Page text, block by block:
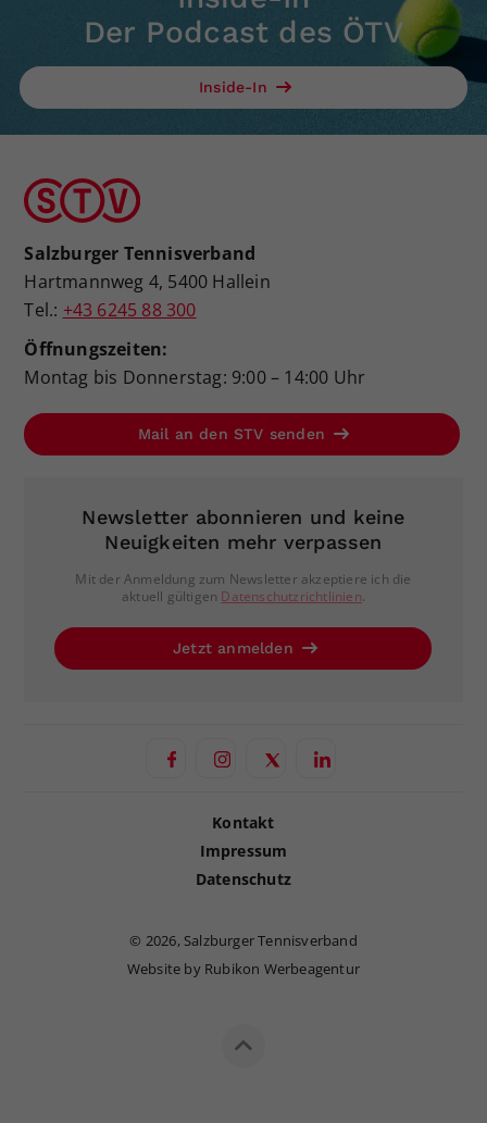
Der Podcast des ÖTV
Inside-In
Salzburger Tennisverband
Hartmannweg 4, 5400 Hallein
Tel.: +43 6245 88 300
Öffnungszeiten:
Montag bis Donnerstag: 9:00 – 14:00 Uhr
Mail an den STV senden
Newsletter abonnieren und keine
Neuigkeiten mehr verpassen
Mit der Anmeldung zum Newsletter akzeptiere ich die
aktuell gültigen Datenschutzrichtlinien.
Jetzt anmelden
Kontakt
Impressum
Datenschutz
© 2026, Salzburger Tennisverband
Website by Rubikon Werbeagentur